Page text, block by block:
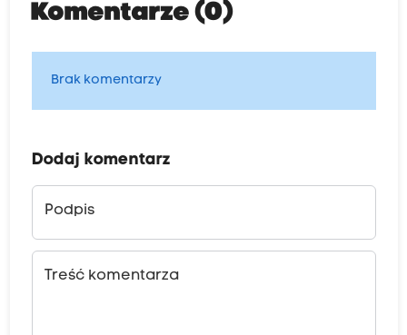
Komentarze (0)
Brak komentarzy
Dodaj komentarz
Podpis
Treść komentarza